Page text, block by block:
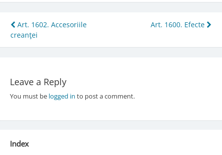
Post
navigation
Art. 1602. Accesoriile
creanţei
Art. 1600. Efecte
Leave a Reply
You must be logged in to post a comment.
Index